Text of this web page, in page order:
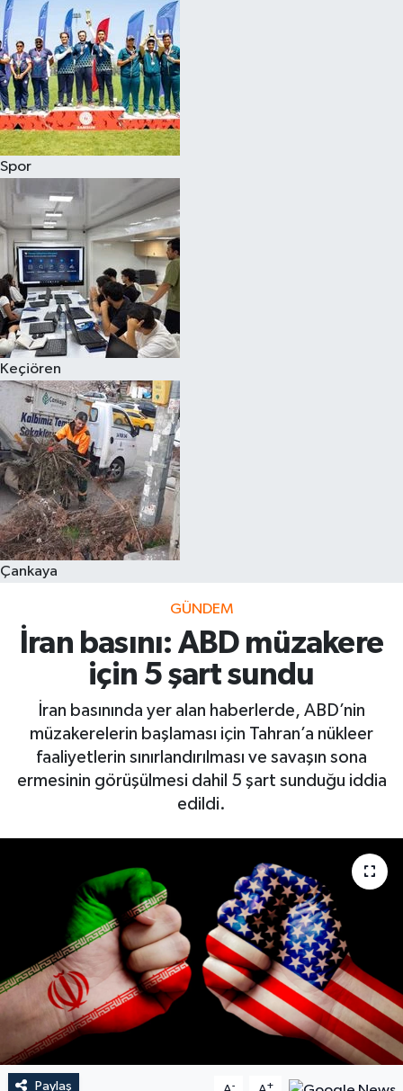
Spor
Keçiören
Çankaya
GÜNDEM
İran basını: ABD müzakere
için 5 şart sundu
İran basınında yer alan haberlerde, ABD’nin
müzakerelerin başlaması için Tahran’a nükleer
faaliyetlerin sınırlandırılması ve savaşın sona
ermesinin görüşülmesi dahil 5 şart sunduğu iddia
edildi.
Paylaş - +